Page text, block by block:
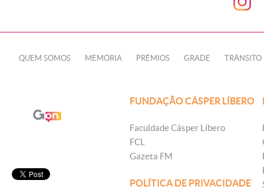
QUEM SOMOS MEMÓRIA PRÊMIOS GRADE TRÂNSITO
FUNDAÇÃO CÁSPER LÍBERO
Faculdade Cásper Líbero
FCL
Gazeta FM
POLÍTICA DE PRIVACIDADE